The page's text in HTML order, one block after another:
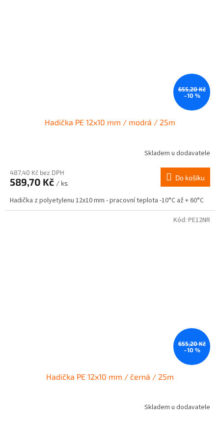
655,20 Kč
–10 %
Hadička PE 12x10 mm / modrá / 25m
Skladem u dodavatele
487,40 Kč bez DPH
589,70 Kč / ks
Do košíku
Hadička z polyetylenu 12x10 mm - pracovní teplota -10°C až + 60°C
655,20 Kč
–10 %
Hadička PE 12x10 mm / černá / 25m
Skladem u dodavatele
Kód: PE12NR